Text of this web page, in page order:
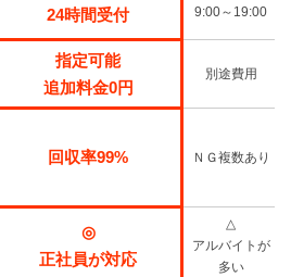
24時間受付
9:00～19:00
指定可能
追加料金0円
別途費用
回収率99% ＮＧ複数あり
◎
正社員が対応
△
アルバイトが
多い